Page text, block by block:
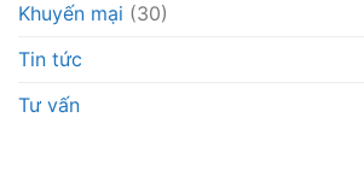
Khuyến mại (30)
Tin tức
Tư vấn